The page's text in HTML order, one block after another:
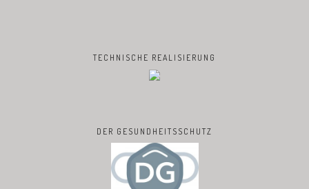
TECHNISCHE REALISIERUNG
DER GESUNDHEITSSCHUTZ